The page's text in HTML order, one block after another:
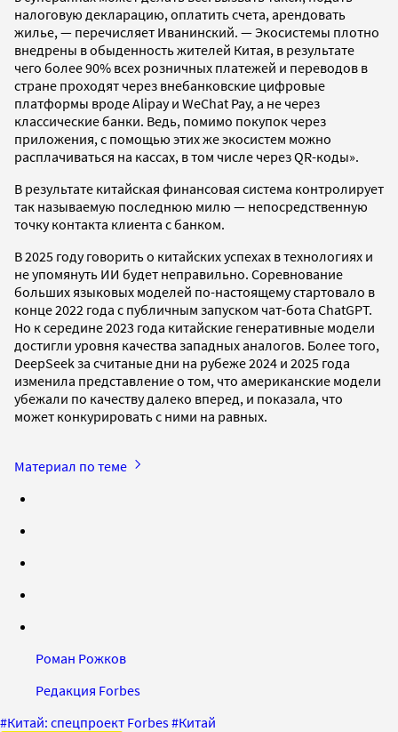
налоговую декларацию, оплатить счета, арендовать
жилье, — перечисляет Иванинский. — Экосистемы плотно
внедрены в обыденность жителей Китая, в результате
чего более 90% всех розничных платежей и переводов в
стране проходят через внебанковские цифровые
платформы вроде Alipay и WeChat Pay, а не через
классические банки. Ведь, помимо покупок через
приложения, с помощью этих же экосистем можно
расплачиваться на кассах, в том числе через QR-коды».
В результате китайская финансовая система контролирует
так называемую последнюю милю — непосредственную
точку контакта клиента с банком.
В 2025 году говорить о китайских успехах в технологиях и
не упомянуть ИИ будет неправильно. Соревнование
больших языковых моделей по-настоящему стартовало в
конце 2022 года с публичным запуском чат-бота ChatGPT.
Но к середине 2023 года китайские генеративные модели
достигли уровня качества западных аналогов. Более того,
DeepSeek за считаные дни на рубеже 2024 и 2025 года
изменила представление о том, что американские модели
убежали по качеству далеко вперед, и показала, что
может конкурировать с ними на равных.
Материал по теме
Роман Рожков
Редакция Forbes
#Китай: спецпроект Forbes#Китай